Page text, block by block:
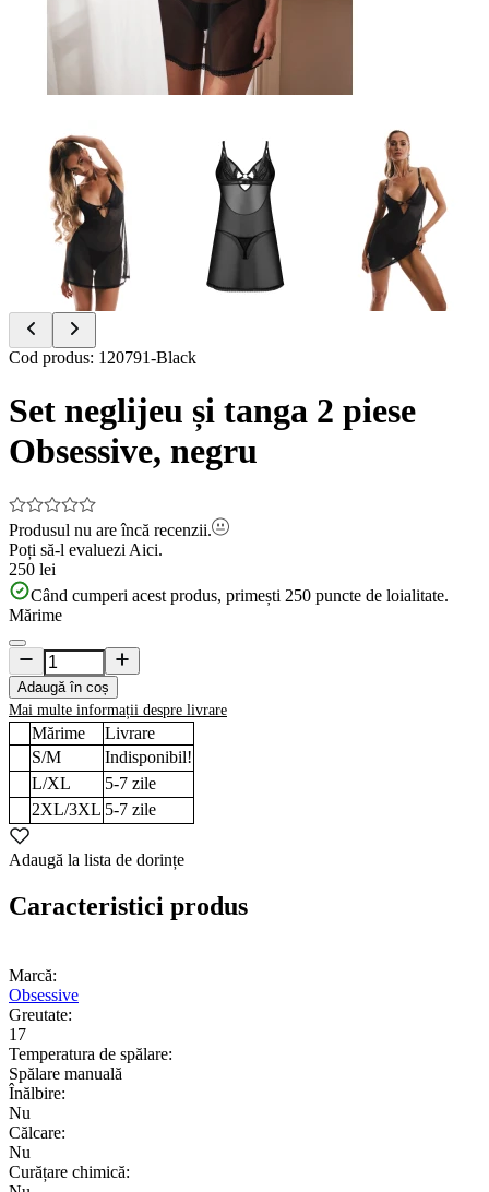
Item
of
4
Cod produs: 120791-Black
Set neglijeu și tanga 2 piese
Obsessive, negru
Produsul nu are încă recenzii.
Poți să-l evaluezi Aici.
250 lei
Când cumperi acest produs, primești 250 puncte de loialitate.
Mărime
Adaugă în coș
Mai multe informații despre livrare
Mărime
Livrare
S/M
Indisponibil!
L/XL
5-7 zile
2XL/3XL 5-7 zile
Adaugă la lista de dorințe
Caracteristici produs
Marcă:
Obsessive
Greutate:
17
Temperatura de spălare:
Spălare manuală
Înălbire:
Nu
Călcare:
Nu
Curățare chimică: